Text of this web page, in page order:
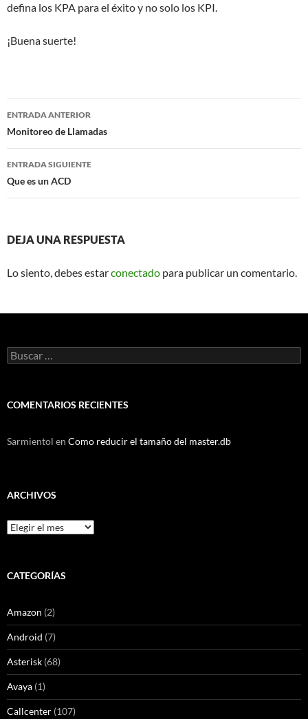
defina los KPA para el éxito y no solo los KPI.
¡Buena suerte!
Navegación
de
entradas
ENTRADA ANTERIOR
Monitoreo de Llamadas
ENTRADA SIGUIENTE
Que es un ACD
DEJA UNA RESPUESTA
Lo siento, debes estarconectado para publicar un comentario.
Buscar:
COMENTARIOS RECIENTES
Sarmientol en Como reducir el tamaño del master.db
ARCHIVOS
Archivos
CATEGORÍAS
Amazon (2)
Android (7)
Asterisk (68)
Avaya (1)
Callcenter (107)